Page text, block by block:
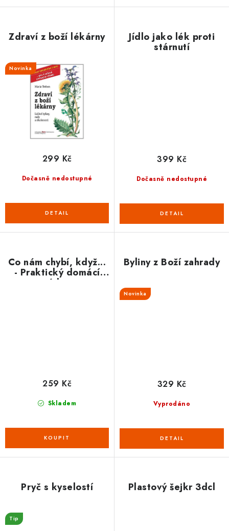
Zdraví z boží lékárny
Novinka
Dočasně nedostupné
299 Kč
Jídlo jako lék proti
stárnutí
Dočasně nedostupné
399 Kč
Co nám chybí, když...
- Praktický domácí
rádce
Skladem
259 Kč
Byliny z Boží zahrady
Novinka
Vyprodáno
329 Kč
Pryč s kyselostí
Tip
Plastový šejkr 3dcl